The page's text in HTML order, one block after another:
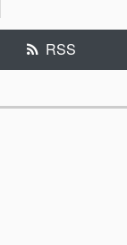
RSS